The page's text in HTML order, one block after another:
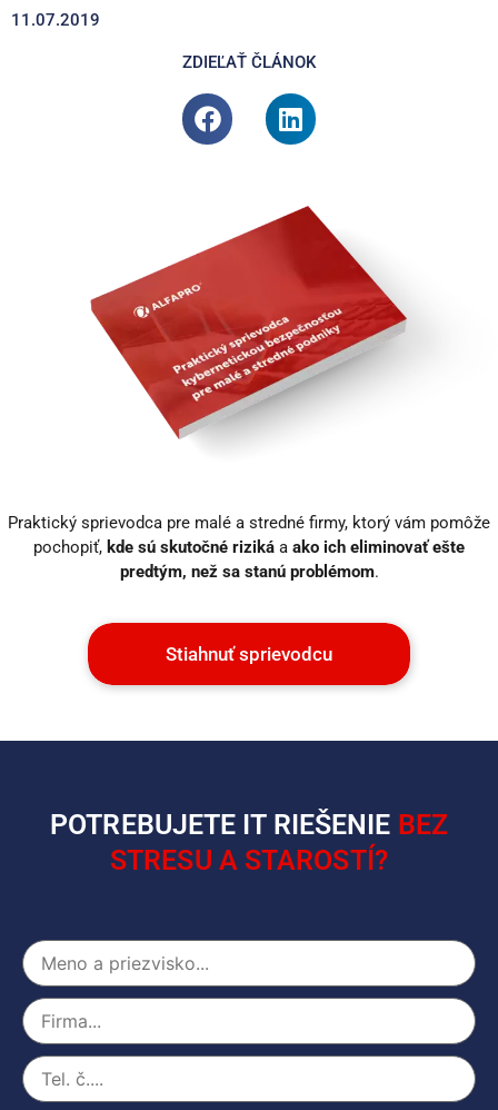
11.07.2019
ZDIEĽAŤ ČLÁNOK
Praktický sprievodca pre malé a stredné firmy, ktorý vám pomôže
pochopiť, kde sú skutočné riziká a ako ich eliminovať ešte
predtým, než sa stanú problémom.
Stiahnuť sprievodcu
POTREBUJETE IT RIEŠENIE BEZ
STRESU A STAROSTÍ?